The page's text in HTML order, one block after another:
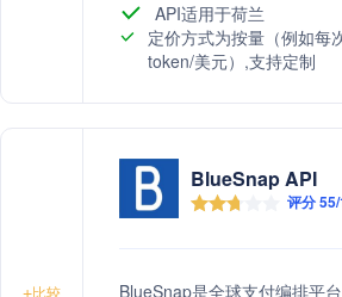
API适用于荷兰
定价方式为按量（例如每
token/美元）,支持定制
比较
BlueSnap API
评分
BlueSnap是全球支付编排平